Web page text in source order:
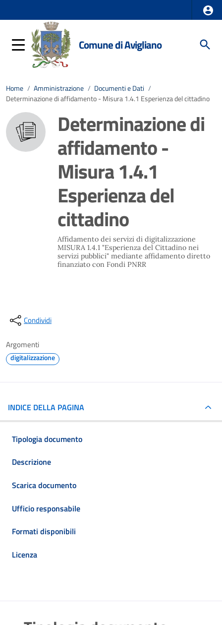
Comune di Avigliano
Home / Amministrazione / Documenti e Dati /
Determinazione di affidamento - Misura 1.4.1 Esperienza del cittadino
Determinazione di
affidamento -
Misura 1.4.1
Esperienza del
cittadino
Affidamento dei servizi di digitalizzazione
MISURA 1.4.1 "Esperienza del Cittadino nei
servizi pubblici" mediante affidamento diretto
finanziato con Fondi PNRR
Condividi
Argomenti
digitalizzazione
INDICE DELLA PAGINA
Tipologia documento
Descrizione
Scarica documento
Ufficio responsabile
Formati disponibili
Licenza